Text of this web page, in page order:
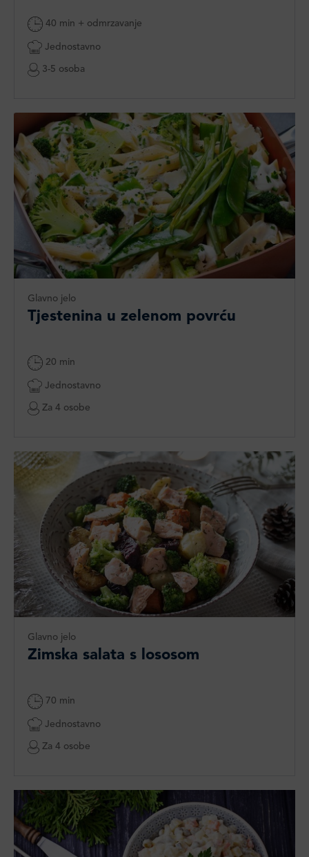
40 min + odmrzavanje
Jednostavno
3-5 osoba
Glavno jelo
Tjestenina u zelenom povrću
20 min
Jednostavno
Za 4 osobe
Glavno jelo
Zimska salata s lososom
70 min
Jednostavno
Za 4 osobe